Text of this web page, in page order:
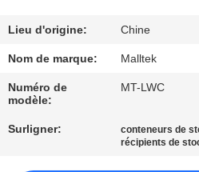
D'USINE
CONTRÔLE
DE
QUALITÉ
Lieu d'origine: Chine
Nom de marque: Malltek
Numéro de
modèle:
MT-LWC
Surligner: conteneurs de
récipients de